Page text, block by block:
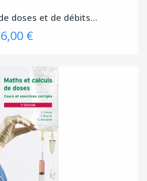
doses et de débits...
€